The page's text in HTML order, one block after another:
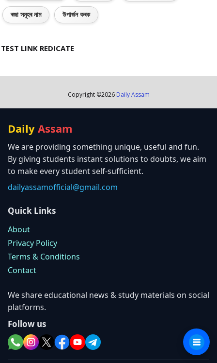
ৰজা সমূহৰ নাম উপাৰ্জন কৰক
TEST LINK REDICATE
Copyright ©2026 Daily Assam
Daily Assam
We are providing something unique, useful and fun.
By giving students instant solutions to doubts, we aim
to make every student self-sufficient.
dailyassamofficial@gmail.com
Quick Links
About
Privacy Policy
Terms & Conditions
Contact
We share educational news & study materials on social
platforms.
Follow us